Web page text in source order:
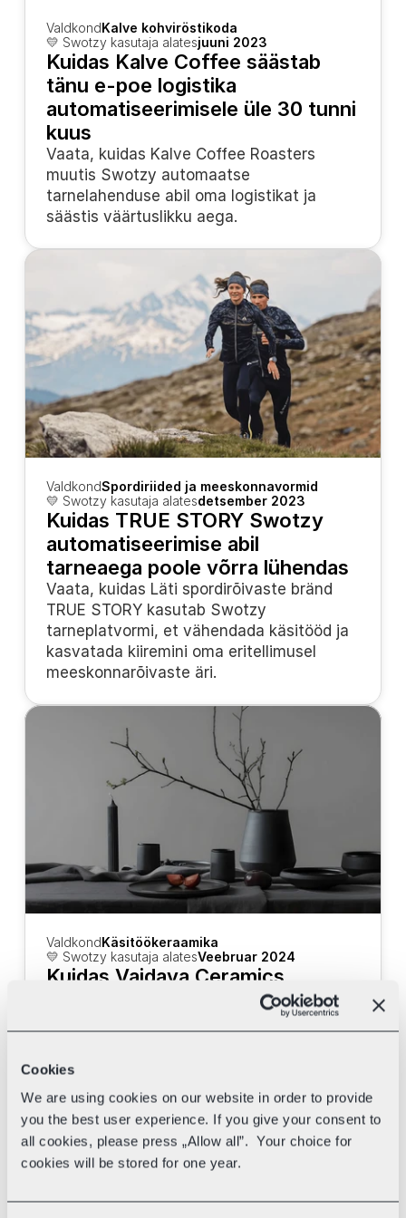
Cookies
We are using cookies on our website in order to provide
you the best user experience. If you give your consent to
all cookies, please press „Allow all”. Your choice for
cookies will be stored for one year.
ValdkondKalve kohviröstikoda
💛 Swotzy kasutaja alatesjuuni 2023
Kuidas Kalve Coffee säästab
tänu e-poe logistika
automatiseerimisele üle 30 tunni
kuus
Vaata, kuidas Kalve Coffee Roasters
muutis Swotzy automaatse
tarnelahenduse abil oma logistikat ja
säästis väärtuslikku aega.
ValdkondSpordiriided ja meeskonnavormid
💛 Swotzy kasutaja alatesdetsember 2023
Kuidas TRUE STORY Swotzy
automatiseerimise abil
tarneaega poole võrra lühendas
Vaata, kuidas Läti spordirõivaste bränd
TRUE STORY kasutab Swotzy
tarneplatvormi, et vähendada käsitööd ja
kasvatada kiiremini oma eritellimusel
meeskonnarõivaste äri.
ValdkondKäsitöökeraamika
💛 Swotzy kasutaja alatesVeebruar 2024
Kuidas Vaidava Ceramics
vähendas Swotzy abil käsitööd
Swotzy tarneplatvormi ja erinevaid